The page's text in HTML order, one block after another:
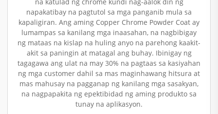
napakatibay na pagtutol sa mga panganib mula sa
kapaligiran. Ang aming Copper Chrome Powder Coat ay
lumampas sa kanilang mga inaasahan, na nagbibigay
ng mataas na kislap na huling anyo na parehong kaakit-
akit sa paningin at matagal ang buhay. Ibinigay ng
tagagawa ang ulat na may 30% na pagtaas sa kasiyahan
ng mga customer dahil sa mas maginhawang hitsura at
mas mahusay na pagganap ng kanilang mga sasakyan,
na nagpapakita ng epektibidad ng aming produkto sa
tunay na aplikasyon.